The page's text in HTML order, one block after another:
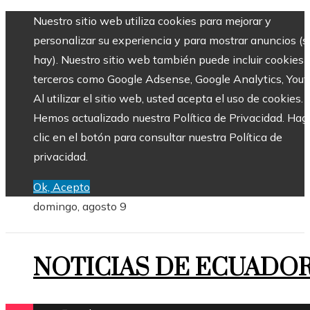
Nuestro sitio web utiliza cookies para mejorar y
personalizar su experiencia y para mostrar anuncios
hay). Nuestro sitio web también puede incluir cookies
terceros como Google Adsense, Google Analytics,
Al utilizar el sitio web, usted acepta el uso de cookies.
Hemos actualizado nuestra Política de Privacidad.
clic en el botón para consultar nuestra Política de
privacidad.
Ok, Acepto
domingo, agosto 9
NOTICIAS DE